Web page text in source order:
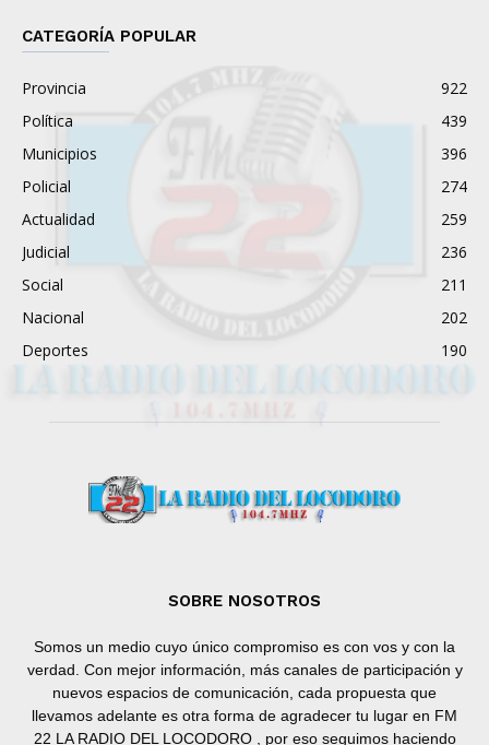
CATEGORÍA POPULAR
Provincia
922
Política
439
Municipios
396
Policial
274
Actualidad
259
Judicial
236
Social
211
Nacional
202
Deportes
190
SOBRE NOSOTROS
Somos un medio cuyo único compromiso es con vos y con la
verdad. Con mejor información, más canales de participación y
nuevos espacios de comunicación, cada propuesta que
llevamos adelante es otra forma de agradecer tu lugar en FM
22 LA RADIO DEL LOCODORO , por eso seguimos haciendo